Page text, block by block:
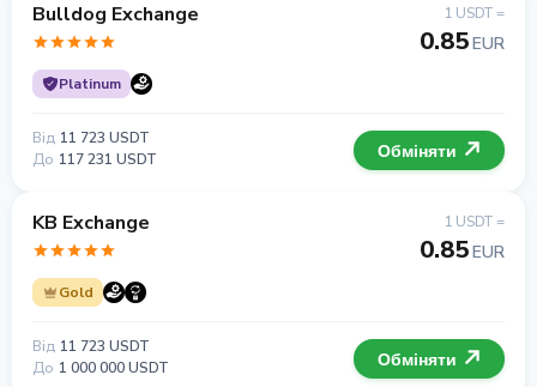
Bulldog Exchange
Platinum
1 USDT =
0.85EUR
Від 11 723 USDT
До 117 231 USDT Обміняти
KB Exchange
Gold
1 USDT =
0.85EUR
Від 11 723 USDT
До 1 000 000 USDT Обміняти